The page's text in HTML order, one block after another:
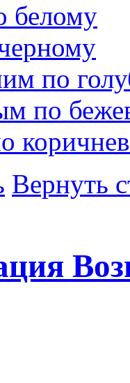
белому
по
по
Вернуть